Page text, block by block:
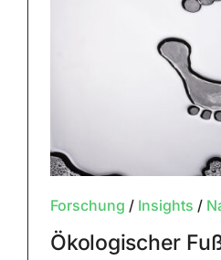
Forschung / Insights /
Ökologischer